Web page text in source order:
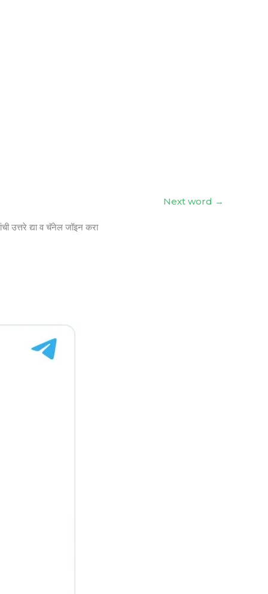
Next word →
उत्तरे द्या व चॅनेल जॉइन करा